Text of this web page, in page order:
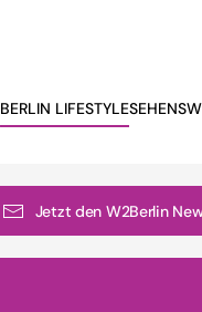
BERLIN LIFESTYLE
Jetzt den W2Berlin